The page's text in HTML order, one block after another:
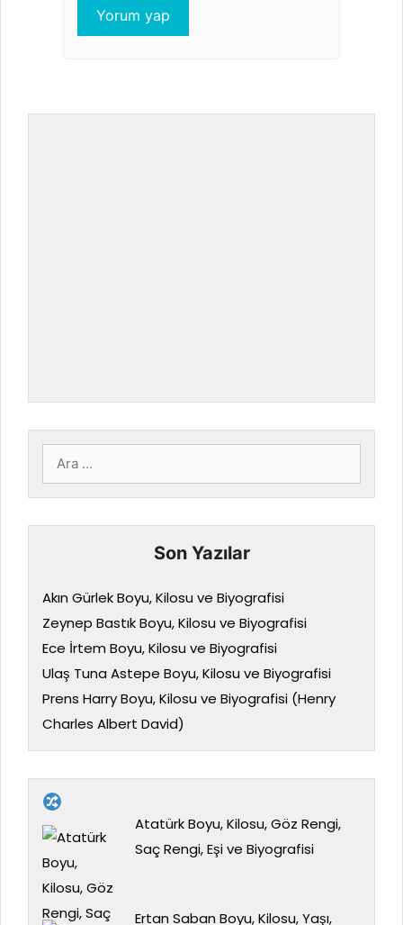
için
ara
Son Yazılar
Akın Gürlek Boyu, Kilosu ve Biyografisi
Zeynep Bastık Boyu, Kilosu ve Biyografisi
Ece İrtem Boyu, Kilosu ve Biyografisi
Ulaş Tuna Astepe Boyu, Kilosu ve Biyografisi
Prens Harry Boyu, Kilosu ve Biyografisi (Henry
Charles Albert David)
Atatürk Boyu, Kilosu, Göz Rengi,
Saç Rengi, Eşi ve Biyografisi
Ertan Saban Boyu, Kilosu, Yaşı,